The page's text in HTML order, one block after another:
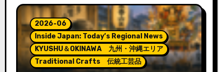
2026-06
Inside Japan: Today’s Regional News
KYUSHU＆OKINAWA 九州・沖縄エリア
Traditional Crafts 伝統工芸品